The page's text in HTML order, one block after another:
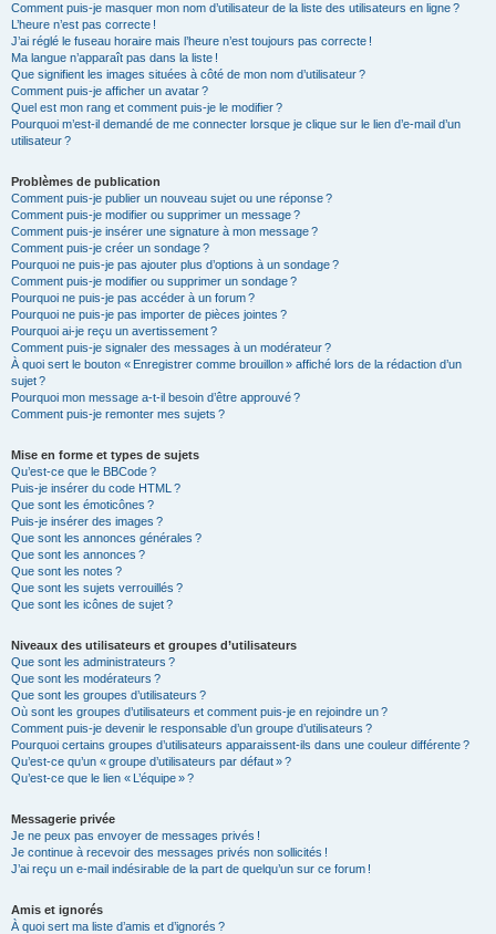
Comment puis-je masquer mon nom d’utilisateur de la liste des utilisateurs en ligne ?
L’heure n’est pas correcte !
J’ai réglé le fuseau horaire mais l’heure n’est toujours pas correcte !
Ma langue n’apparaît pas dans la liste !
Que signifient les images situées à côté de mon nom d’utilisateur ?
Comment puis-je afficher un avatar ?
Quel est mon rang et comment puis-je le modifier ?
Pourquoi m’est-il demandé de me connecter lorsque je clique sur le lien d’e-mail d’un
utilisateur ?
Problèmes de publication
Comment puis-je publier un nouveau sujet ou une réponse ?
Comment puis-je modifier ou supprimer un message ?
Comment puis-je insérer une signature à mon message ?
Comment puis-je créer un sondage ?
Pourquoi ne puis-je pas ajouter plus d’options à un sondage ?
Comment puis-je modifier ou supprimer un sondage ?
Pourquoi ne puis-je pas accéder à un forum ?
Pourquoi ne puis-je pas importer de pièces jointes ?
Pourquoi ai-je reçu un avertissement ?
Comment puis-je signaler des messages à un modérateur ?
À quoi sert le bouton « Enregistrer comme brouillon » affiché lors de la rédaction d’un
sujet ?
Pourquoi mon message a-t-il besoin d’être approuvé ?
Comment puis-je remonter mes sujets ?
Mise en forme et types de sujets
Qu’est-ce que le BBCode ?
Puis-je insérer du code HTML ?
Que sont les émoticônes ?
Puis-je insérer des images ?
Que sont les annonces générales ?
Que sont les annonces ?
Que sont les notes ?
Que sont les sujets verrouillés ?
Que sont les icônes de sujet ?
Niveaux des utilisateurs et groupes d’utilisateurs
Que sont les administrateurs ?
Que sont les modérateurs ?
Que sont les groupes d’utilisateurs ?
Où sont les groupes d’utilisateurs et comment puis-je en rejoindre un ?
Comment puis-je devenir le responsable d’un groupe d’utilisateurs ?
Pourquoi certains groupes d’utilisateurs apparaissent-ils dans une couleur différente ?
Qu’est-ce qu’un « groupe d’utilisateurs par défaut » ?
Qu’est-ce que le lien « L’équipe » ?
Messagerie privée
Je ne peux pas envoyer de messages privés !
Je continue à recevoir des messages privés non sollicités !
J’ai reçu un e-mail indésirable de la part de quelqu’un sur ce forum !
Amis et ignorés
À quoi sert ma liste d’amis et d’ignorés ?